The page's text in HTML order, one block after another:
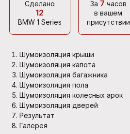
Сделано
12
BMW 1 Series
За 7 часов
в вашем
присутствии
Шумоизоляция крыши
Шумоизоляция капота
Шумоизоляция багажника
Шумоизоляция пола
Шумоизоляция колесных арок
Шумоизоляция дверей
Результат
Галерея